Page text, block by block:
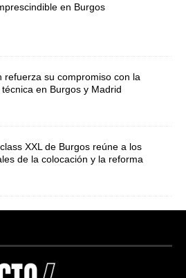
en Burgos
refuerza su compromiso con la
en Burgos y Madrid
XXL de Burgos reúne a los
de la colocación y la reforma